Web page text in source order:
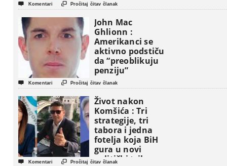
 Komentari  Pročitaj čitav članak
John Mac
Ghlionn :
Amerikanci se
aktivno podstiču
da “preoblikuju
penziju”
 Komentari  Pročitaj čitav članak
Život nakon
Komšića : Tri
strategije, tri
tabora i jedna
fotelja koja BiH
gura u novi
politički triler
 Komentari  Pročitaj čitav članak